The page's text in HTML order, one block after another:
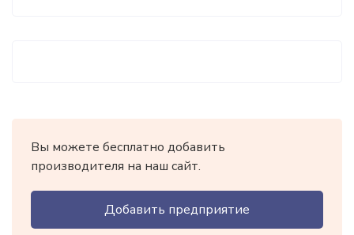
Вы можете бесплатно добавить
производителя на наш сайт.
Добавить предприятие